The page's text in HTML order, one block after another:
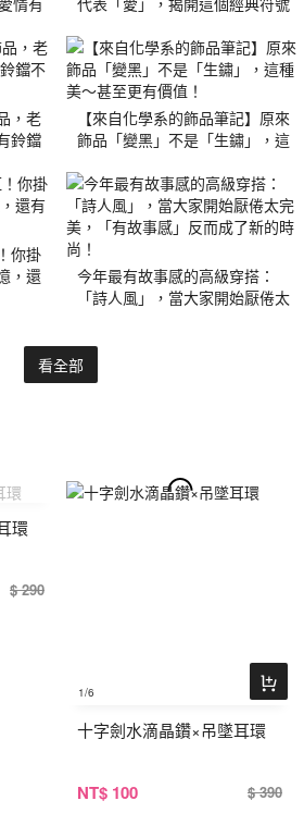
這個符號！
，老
鈴鐺
【來自化學系的飾品筆記】原來
飾品「變黑」不是「生鏽」，這
你掛
，還
今年最有故事感的高級穿搭：
「詩人風」，當大家開始厭倦太
的時尚！
看全部
環
$ 290
1/6
十字劍水滴晶鑽×吊墜耳環
NT$ 100 $ 390